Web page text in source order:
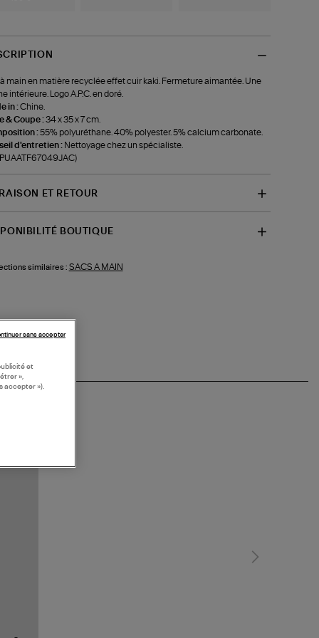
main en matière recyclée effet cuir kaki. Fermeture aimantée. Une
intérieure. Logo A.P.C. en doré.
in :Chine.
& Coupe :34 x 35 x 7 cm.
:55% polyuréthane. 40% polyester. 5% calcium carbonate.
d'entretien : Nettoyage chez un spécialiste.
ET RETOUR
BOUTIQUE
similaires : SACS A MAIN
et
»,
accepter »).
sans accepter